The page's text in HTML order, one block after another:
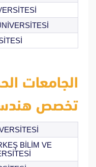
الجامعات
تخصص
BİLİM VE